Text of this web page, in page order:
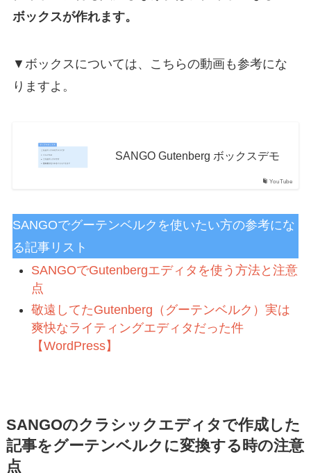
ボックスが作れます。
▼ボックスについては、こちらの動画も参考にな
りますよ。
YouTube
SANGO Gutenberg ボックスデモ
SANGOでグーテンベルクを使いたい方の参考にな
る記事リスト
SANGOでGutenbergエディタを使う方法と注意
点
敬遠してたGutenberg（グーテンベルク）実は
爽快なライティングエディタだった件
【WordPress】
SANGOのクラシックエディタで作成した
記事をグーテンベルクに変換する時の注意
点